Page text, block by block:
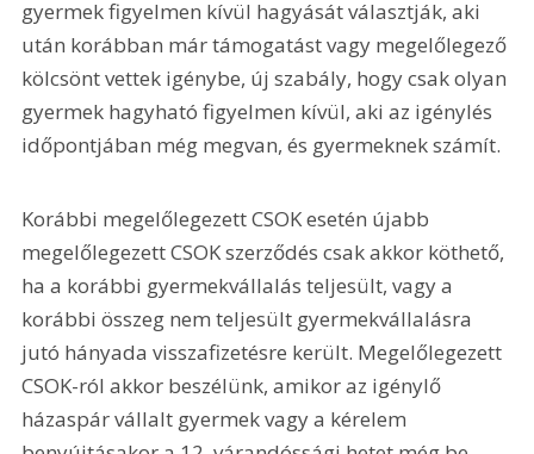
gyermek figyelmen kívül hagyását választják, aki
után korábban már támogatást vagy megelőlegező
kölcsönt vettek igénybe, új szabály, hogy csak olyan
gyermek hagyható figyelmen kívül, aki az igénylés
időpontjában még megvan, és gyermeknek számít.
Korábbi megelőlegezett CSOK esetén újabb
megelőlegezett CSOK szerződés csak akkor köthető,
ha a korábbi gyermekvállalás teljesült, vagy a
korábbi összeg nem teljesült gyermekvállalásra
jutó hányada visszafizetésre került. Megelőlegezett
CSOK-ról akkor beszélünk, amikor az igénylő
házaspár vállalt gyermek vagy a kérelem